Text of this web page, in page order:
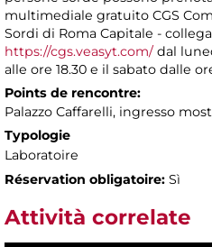
multimediale gratuito CGS
Sordi di Roma Capitale -
https://cgs.veasyt.com/dal
alle ore 18.30 e il sabato dalle
Points de rencontre:
Palazzo Caffarelli, ingresso
Typologie
Laboratoire
Réservation obligatoire: Sì
Attività correlate